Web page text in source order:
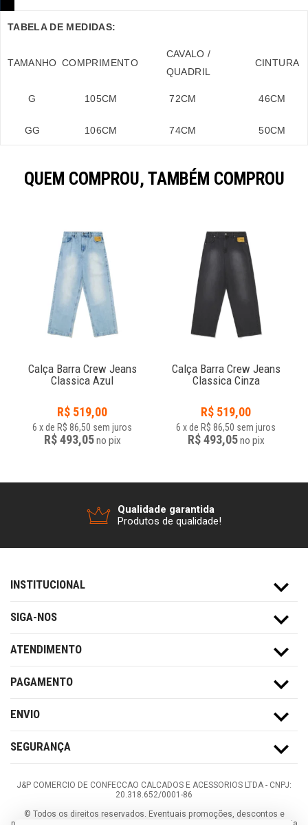
TABELA DE MEDIDAS:
TAMANHO COMPRIMENTO
CAVALO /
QUADRIL
CINTURA
G 105CM 72CM 46CM
GG 106CM 74CM 50CM
QUEM COMPROU, TAMBÉM COMPROU
Calça Barra Crew Jeans
Classica Azul
R$ 519,00
6 xde R$ 86,50 sem juros
R$ 493,05no pix
Calça Barra Crew Jeans
Classica Cinza
R$ 519,00
6 xde R$ 86,50 sem juros
R$ 493,05no pix
Qualidade garantida
Produtos de qualidade!
INSTITUCIONAL
SIGA-NOS
ATENDIMENTO
PAGAMENTO
ENVIO
SEGURANÇA
J&P COMERCIO DE CONFECCAO CALCADOS E ACESSORIOS LTDA - CNPJ:
20.318.652/0001-86
© Todos os direitos reservados. Eventuais promoções, descontos e